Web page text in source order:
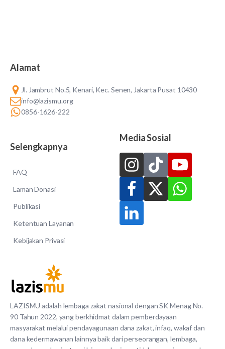
LAZISMU adalah lembaga zakat nasional dengan SK Menag No.
90 Tahun 2022, yang berkhidmat dalam pemberdayaan
masyarakat melalui pendayagunaan dana zakat, infaq, wakaf dan
dana kedermawanan lainnya baik dari perseorangan, lembaga,
Alamat
Jl. Jambrut No.5, Kenari, Kec. Senen, Jakarta Pusat 10430
info@lazismu.org
0856-1626-222
Selengkapnya
FAQ
Laman Donasi
Publikasi
Ketentuan Layanan
Kebijakan Privasi
Media Sosial